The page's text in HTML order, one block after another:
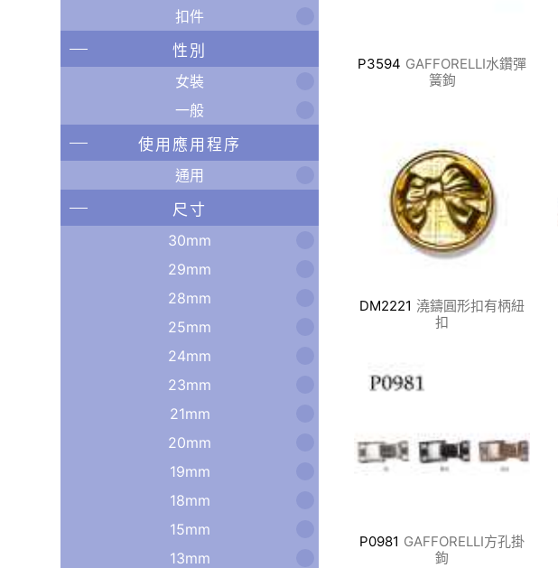
扣件
性別
女裝
一般
使用應用程序
通用
尺寸
30mm
29mm
28mm
25mm
24mm
23mm
21mm
20mm
19mm
18mm
15mm
13mm
P3594 GAFFORELLI水鑽彈
簧鉤
DM2221 澆鑄圓形扣有柄紐
扣
P0981 GAFFORELLI方孔掛
鉤